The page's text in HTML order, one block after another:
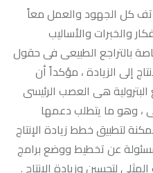
كل الجهود والعمل معاً
والخبرات والأساليب
بالتراجع الطبيعى فى حقول
إلى الزيادة ، مؤكداً أن
هى العصب الرئيسى
، وهو ما يتطلب دعمها
لتطبيق خطط زيادة الإنتاج
عن تخطيط ووضع برامج
المثلى لتحسين وزيادة الإنتاج .